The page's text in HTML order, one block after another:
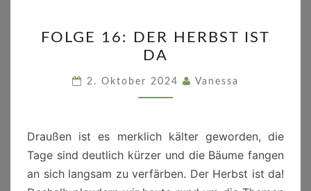
16:
DER
HERBST
IST
FOLGE 16: DER HERBST IST
DA
2. Oktober 2024 Vanessa
Draußen ist es merklich kälter geworden, die
Tage sind deutlich kürzer und die Bäume fangen
an sich langsam zu verfärben. Der Herbst ist da!